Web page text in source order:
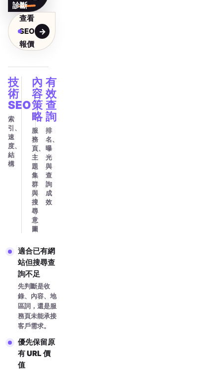
診斷
查看
SEO
報價
技
術
SEO
索
引、
速
度、
結
構
內
容
策
略
服
務
頁、
主
題
集
群
與
搜
尋
意
圖
有
效
查
詢
排
名、
曝
光
與
查
詢
成
效
適合已有網
站但搜尋查
詢不足
先判斷是收
錄、內容、地
區詞，還是服
務頁未能承接
客戶需求。
優先保留原
有 URL 價
值